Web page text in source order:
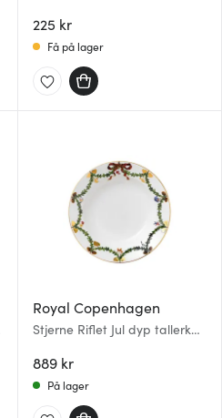
225 kr
Få på lager
Royal Copenhagen
Stjerne Riflet Jul dyp tallerken
889 kr
På lager